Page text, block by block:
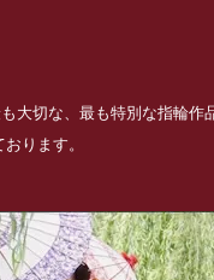
大切な、最も特別な指輪作
ります。